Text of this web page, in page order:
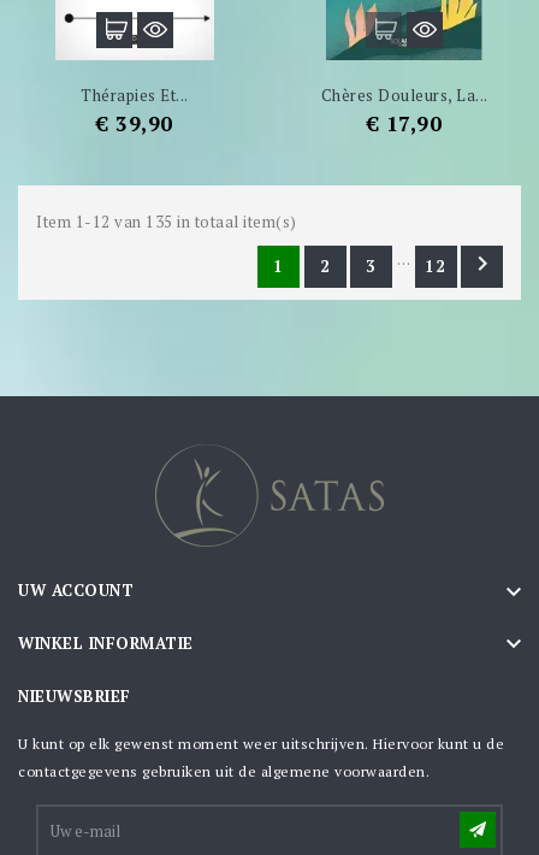
Thérapies Et...
Prijs
€ 39,90
Chères Douleurs, La...
Prijs
€ 17,90
Item 1-12 van 135 in totaal item(s)
1 2 3 … 12 
UW ACCOUNT 
WINKEL INFORMATIE 
NIEUWSBRIEF
U kunt op elk gewenst moment weer uitschrijven. Hiervoor kunt u de
contactgegevens gebruiken uit de algemene voorwaarden.